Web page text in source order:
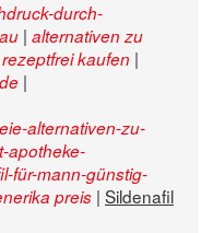
durch-
| alternativen zu
kaufen |
|
alternativen-zu-
apotheke-
für-mann-günstig-
preis | Sildenafil